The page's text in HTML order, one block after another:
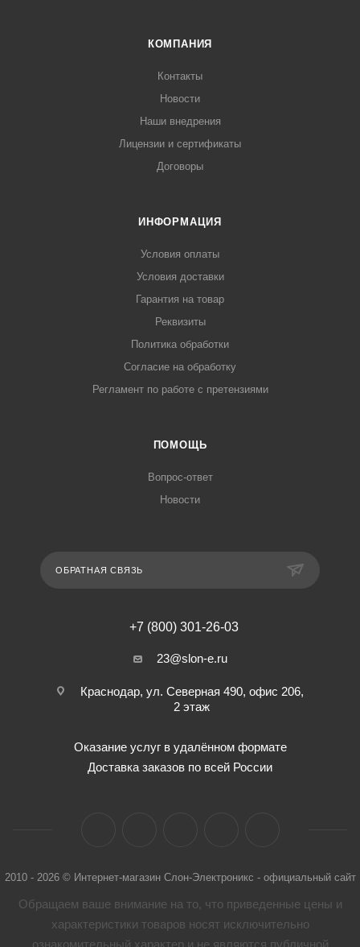
КОМПАНИЯ
Контакты
Новости
Наши внедрения
Лицензии и сертификаты
Договоры
ИНФОРМАЦИЯ
Условия оплаты
Условия доставки
Гарантия на товар
Реквизиты
Политика обработки
Согласие на обработку
Регламент по работе с претензиями
ПОМОЩЬ
Вопрос-ответ
Новости
ОБРАТНАЯ СВЯЗЬ
+7 (800) 301-26-03
23@slon-e.ru
Краснодар, ул. Северная 490, офис 206,
2 этаж
Оказание услуг в удалённом формате
Доставка заказов по всей России
2010 - 2026 © Интернет-магазин Слон-Электроникс - официальный сайт
Обращаем ваше внимание на то, что приведенные цены и
характеристики товaров носят исключительно